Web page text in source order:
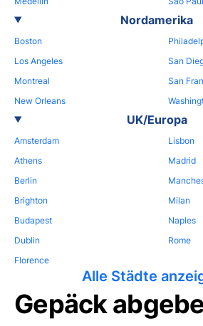
Nordamerika
Boston
Los Angeles
Montreal
New Orleans
San
San
UK/Europa
Amsterdam
Athens
Berlin
Brighton
Budapest
Dublin
Florence
Lisbon
Madrid
Milan
Naples
Rome
Alle Städte
Gepäck